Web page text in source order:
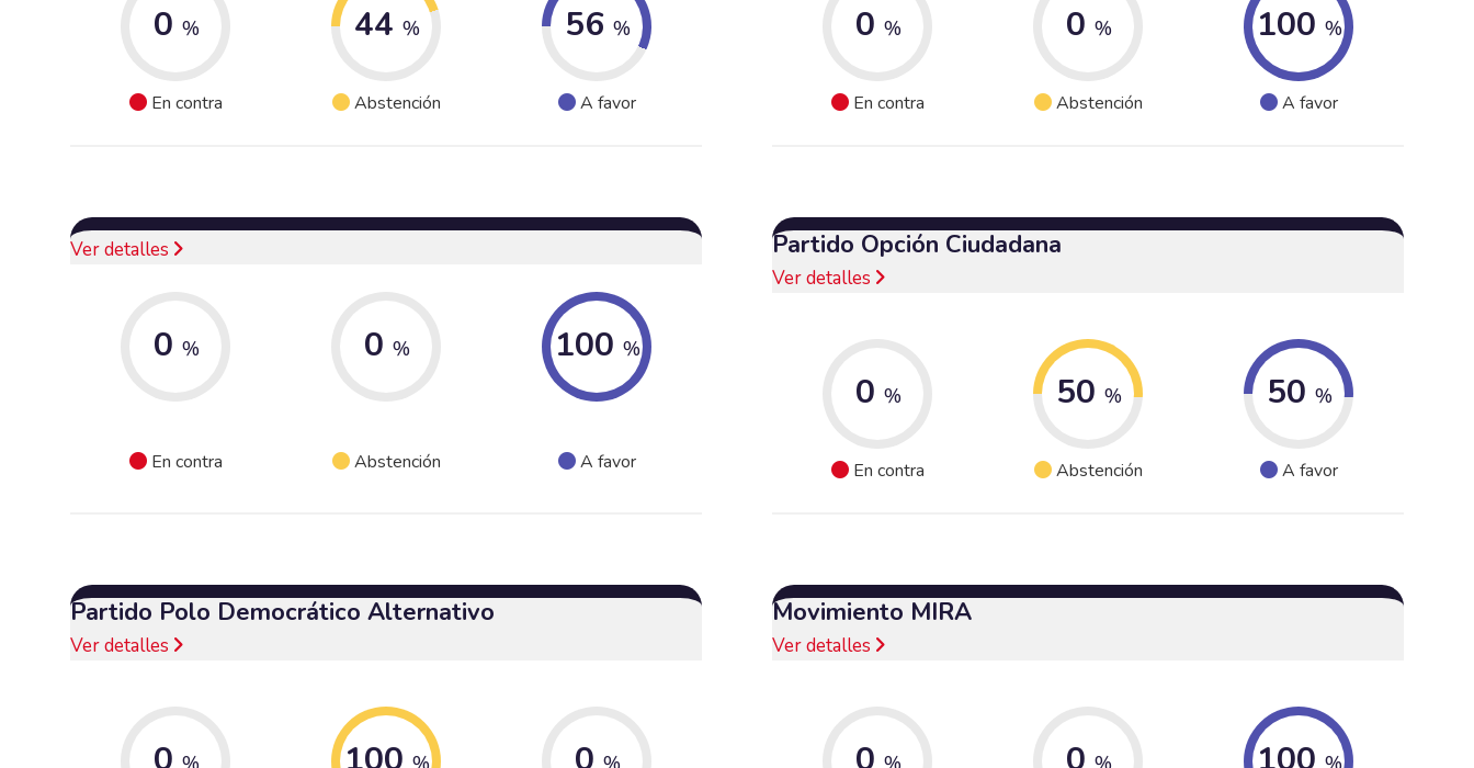
0 %
En contra
44 %
Abstención
56 %
A favor
0 %
En contra
0 %
Abstención
100 %
A favor
Ver detalles
0 %
En contra
0 %
Abstención
100 %
A favor
Partido Opción Ciudadana
Ver detalles
0 %
En contra
50 %
Abstención
50 %
A favor
Partido Polo Democrático Alternativo
Ver detalles
Movimiento MIRA
Ver detalles